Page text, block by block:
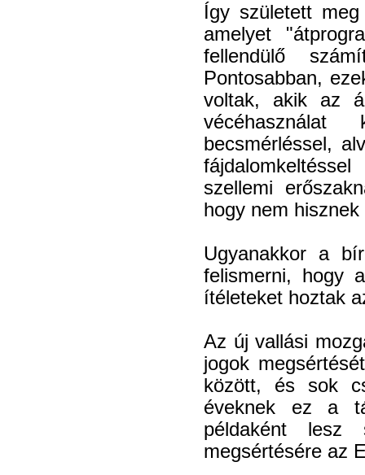
Így született
amelyet
fellendülő
Pontosabban,
voltak, akik az
vécéhasználat
becsmérléssel,
szellemi
hogy nem
Ugyanakkor a
felismerni, hogy
ítéleteket hoztak
Az új vallási
jogok
között, és sok
éveknek ez a
példaként
megsértésére az